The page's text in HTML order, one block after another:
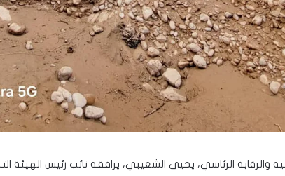
والرقابة الرئاسي، يحيى الشعيبي، يرافقه نائب رئيس الهيئة